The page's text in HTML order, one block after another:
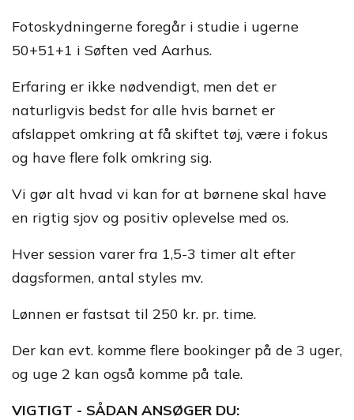
Fotoskydningerne foregår i studie i ugerne
50+51+1 i Søften ved Aarhus.
Erfaring er ikke nødvendigt, men det er
naturligvis bedst for alle hvis barnet er
afslappet omkring at få skiftet tøj, være i fokus
og have flere folk omkring sig.
Vi gør alt hvad vi kan for at børnene skal have
en rigtig sjov og positiv oplevelse med os.
Hver session varer fra 1,5-3 timer alt efter
dagsformen, antal styles mv.
Lønnen er fastsat til 250 kr. pr. time.
Der kan evt. komme flere bookinger på de 3 uger,
og uge 2 kan også komme på tale.
VIGTIGT - SÅDAN ANSØGER DU: